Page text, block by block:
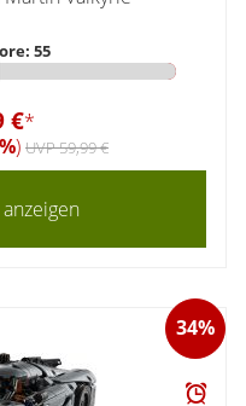
55
€*
) UVP 59,99 €
34%